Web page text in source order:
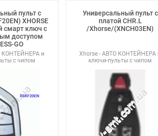
пульт с
XHORSE
смарт ключ с
доступом
GO
КОНТЕЙНЕРА и
с чипом
Универсальный пульт с
платой CHR.L
/Xhorse/(XNCH03EN)
Xhorse - АВТО КОНТЕЙНЕРА
ключи-пульты с чипом